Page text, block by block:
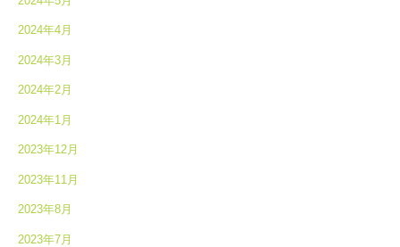
2024年4月
2024年3月
2024年2月
2024年1月
2023年12月
2023年11月
2023年8月
2023年7月